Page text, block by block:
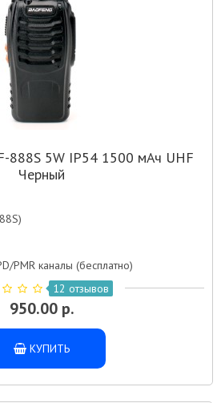
888S 5W IP54 1500 мАч UHF
Черный
PMR каналы (бесплатно)
12 отзывов
950.00 р.
КУПИТЬ